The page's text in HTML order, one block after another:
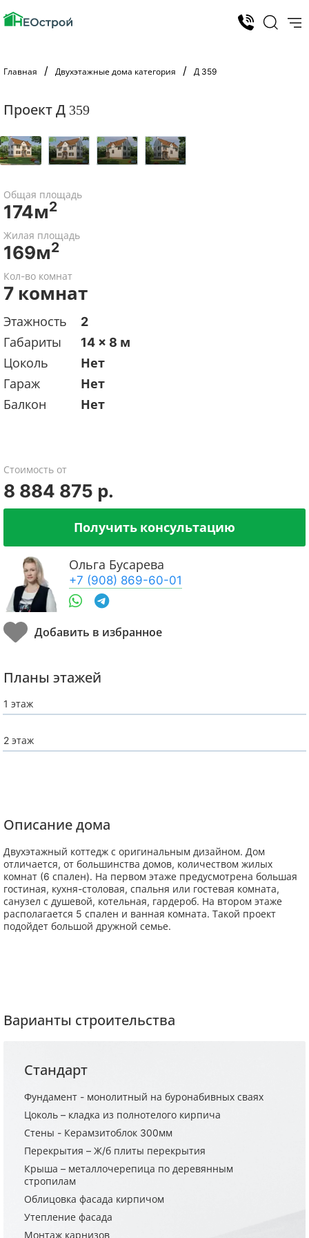
Главная Двухэтажные дома категория Д 359
Проект Д 359
Общая площадь
174м2
Жилая площадь
169м2
Кол-во комнат
7 комнат
Этажность
2
Габариты
14 x 8 м
Цоколь
Нет
Гараж
Нет
Балкон
Нет
Стоимость от
8 884 875 р.
Получить консультацию
Ольга Бусарева
+7 (908) 869-60-01
Планы этажей
1 этаж
2 этаж
Описание дома
Двухэтажный коттедж с оригинальным дизайном. Дом
отличается, от большинства домов, количеством жилых
комнат (6 спален). На первом этаже предусмотрена большая
гостиная, кухня-столовая, спальня или гостевая комната,
санузел с душевой, котельная, гардероб. На втором этаже
располагается 5 спален и ванная комната. Такой проект
подойдет большой дружной семье.
Варианты строительства
Стандарт
Фундамент - монолитный на буронабивных сваях
Цоколь – кладка из полнотелого кирпича
Стены - Керамзитоблок 300мм
Перекрытия – Ж/б плиты перекрытия
Крыша – металлочерепица по деревянным
стропилам
Облицовка фасада кирпичом
Утепление фасада
Монтаж карнизов